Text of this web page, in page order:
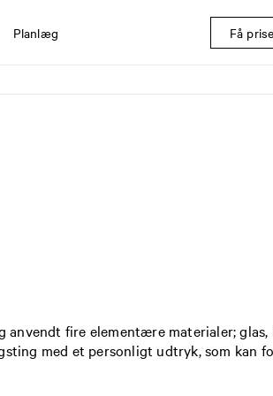
Planlæg Få
anvendt fire elementære materialer;
med et personligt udtryk, som kan